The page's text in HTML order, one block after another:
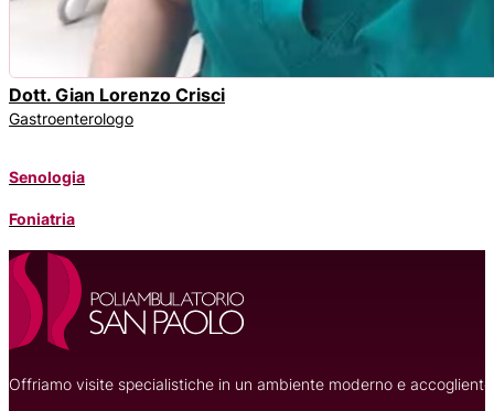
Dott. Gian Lorenzo Crisci
Gastroenterologo
Senologia
Foniatria
Offriamo visite specialistiche in un ambiente moderno e